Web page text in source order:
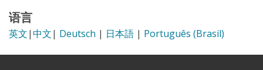
语言
英文|中文| Deutsch | 日本語 | Português (Brasil)